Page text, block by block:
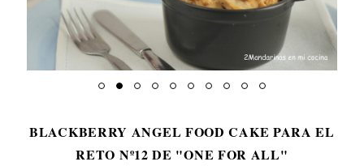
BLACKBERRY ANGEL FOOD CAKE PARA EL
RETO Nº12 DE "ONE FOR ALL"